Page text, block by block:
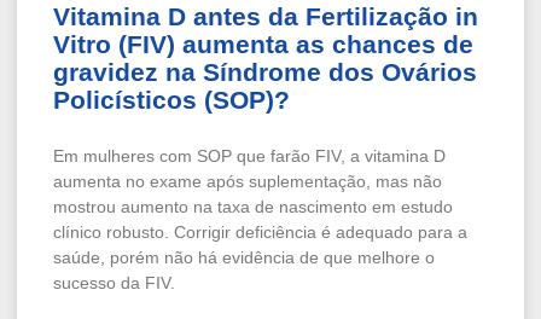
Vitamina D antes da Fertilização in
Vitro (FIV) aumenta as chances de
gravidez na Síndrome dos Ovários
Policísticos (SOP)?
Em mulheres com SOP que farão FIV, a vitamina D
aumenta no exame após suplementação, mas não
mostrou aumento na taxa de nascimento em estudo
clínico robusto. Corrigir deficiência é adequado para a
saúde, porém não há evidência de que melhore o
sucesso da FIV.